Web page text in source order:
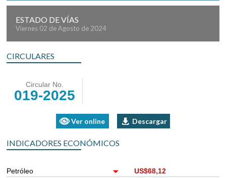
ESTADO DE VÍAS
Viernes 02 de Agosto de 2024
CIRCULARES
Circular No.
019-2025
Ver online Descargar
INDICADORES ECONÓMICOS
Petróleo
US$68,12